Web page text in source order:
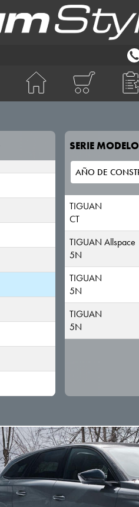
SERIE MODELO
TIGUAN
CT
TIGUAN Allspace
5N
TIGUAN
5N
TIGUAN
5N